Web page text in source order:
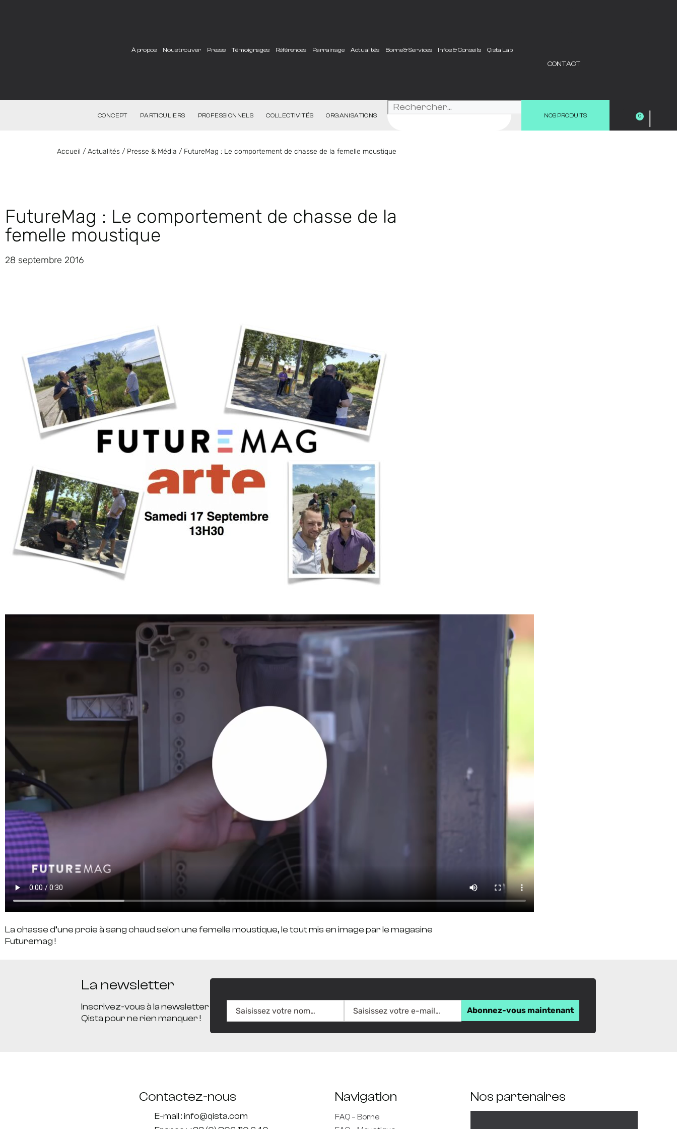
À propos Nous trouver Presse Témoignages Références Parrainage Actualités Borne & Services Infos & Conseils Qista Lab
CONTACT
CONCEPT PARTICULIERS PROFESSIONNELS COLLECTIVITÉS ORGANISATIONS NOS PRODUITS 0
Accueil / Actualités / Presse & Média / FutureMag : Le comportement de chasse de la femelle moustique
FutureMag : Le comportement de chasse de la
femelle moustique
28 septembre 2016
La chasse d’une proie à sang chaud selon une femelle moustique, le tout mis en image par le magasine
Futuremag !
La newsletter
Inscrivez-vous à la newsletter
Qista pour ne rien manquer !
Contactez-nous
E-mail : info@qista.com
Navigation
FAQ – Borne
Nos partenaires